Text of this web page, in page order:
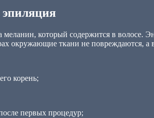
эпиляция
который содержится в волосе.
окружающие ткани не повреждаются, а
корень;
первых процедур;